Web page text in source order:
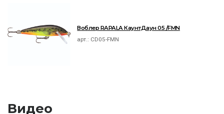
Воблер RAPALA КаунтДаун 05 /FMN
арт.: CD05-FMN
Видео